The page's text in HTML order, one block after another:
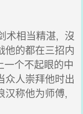
相当精湛, 沒
的都在三招内
个不起眼的中
人崇拜他时出
汉称他为师傅,